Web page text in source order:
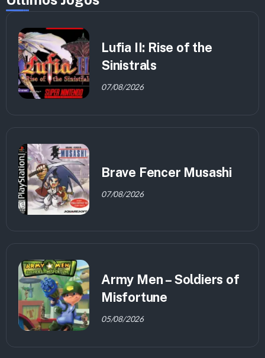
Lufia II: Rise of the
Sinistrals
07/08/2026
Brave Fencer Musashi
07/08/2026
Army Men – Soldiers of
Misfortune
05/08/2026